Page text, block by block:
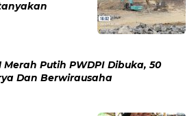
Merah Putih PWDPI Dibuka, 50
Dan Berwirausaha